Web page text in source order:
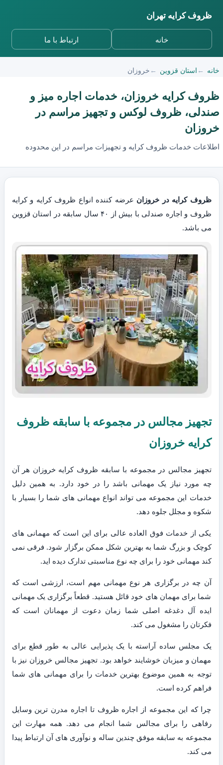
ظروف کرایه تهران
خانه ارتباط با ما
خانه استان قزوین خروزان
ظروف کرایه خروزان، خدمات اجاره میز و
صندلی، ظروف لوکس و تجهیز مراسم در
خروزان
اطلاعات خدمات ظروف کرایه و تجهیزات مراسم در این محدوده
ظروف کرایه در خروزان عرضه کننده انواع ظروف کرایه و کرایه
ظروف و اجاره صندلی با بیش از ۴۰ سال سابقه در استان قزوین
می باشد.
تجهیز مجالس در مجموعه با سابقه ظروف
کرایه خروزان
تجهیز مجالس در مجموعه با سابقه ظروف کرایه خروزان هر آن
چه مورد نیاز یک مهمانی باشد را در خود دارد. به همین دلیل
خدمات این مجموعه می تواند انواع مهمانی های شما را بسیار با
شکوه و مجلل جلوه دهد.
یکی از خدمات فوق العاده عالی برای این است که مهمانی های
کوچک و بزرگ شما به بهترین شکل ممکن برگزار شود. فرقی نمی
کند مهمانی خود را برای چه نوع مناسبتی تدارک دیده اید.
آن چه در برگزاری هر نوع مهمانی مهم است، ارزشی است که
شما برای مهمان های خود قائل هستید. قطعاً برگزاری یک مهمانی
ایده آل دغدغه اصلی شما زمان دعوت از مهمانان است که
فکرتان را مشغول می کند.
یک مجلس ساده آراسته با یک پذیرایی عالی به طور قطع برای
مهمان و میزبان خوشایند خواهد بود. تجهیز مجالس خروزان نیز با
توجه به همین موضوع بهترین خدمات را برای مهمانی های شما
فراهم کرده است.
چرا که این مجموعه از اجاره ظروف تا اجاره مدرن ترین وسایل
رفاهی را برای مجالس شما انجام می دهد. همه مهارت این
مجموعه به سابقه موفق چندین ساله و نوآوری های آن ارتباط پیدا
می کند.